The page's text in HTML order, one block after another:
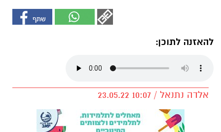
להאזנה לתוכן:
אלדה נתנאל / 10:07 23.05.22